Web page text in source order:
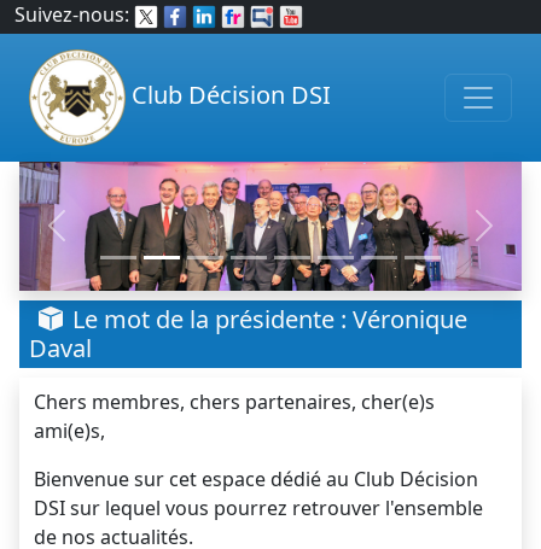
Suivez-nous:
Club Décision DSI
Previous Next
Le mot de la présidente : Véronique
Daval
Chers membres, chers partenaires, cher(e)s
ami(e)s,
Bienvenue sur cet espace dédié au Club Décision
DSI sur lequel vous pourrez retrouver l'ensemble
de nos actualités.